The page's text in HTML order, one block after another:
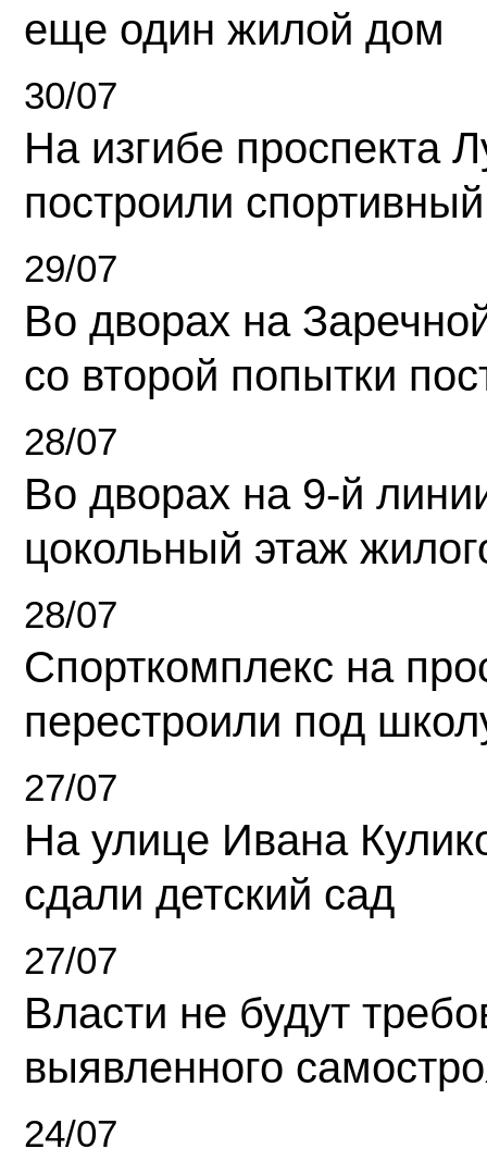
еще один жилой дом
30/07
На изгибе проспекта
построили
29/07
Во дворах на
со второй попытки
28/07
Во дворах на 9-й
цокольный этаж
28/07
Спорткомплекс на
перестроили под
27/07
На улице Ивана
сдали детский сад
27/07
Власти не будут
выявленного
24/07